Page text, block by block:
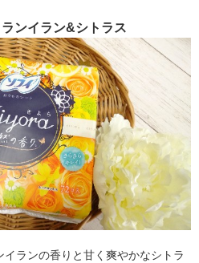
ンイラン&シトラス
ランの香りと甘く爽やかなシトラ